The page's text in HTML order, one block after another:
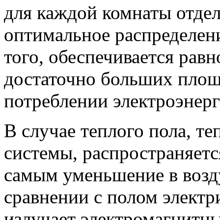
для каждой комнаты
оптимальное
того, обеспечивается
достаточно больших
потреблении
В случае теплого пола,
системы,
самым уменьшение в
сравнении с полом